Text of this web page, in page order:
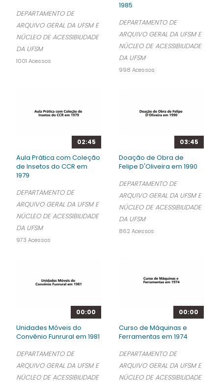
DEPARTAMENTO DE
ARQUIVO GERAL DA UFSM E
NÚCLEO DE ACESSIBILIDADE
DA UFSM
1001 Acessos
1985
DEPARTAMENTO DE
ARQUIVO GERAL DA UFSM E
NÚCLEO DE ACESSIBILIDADE
DA UFSM
998 Acessos
02:45
Aula Prática com Coleção
de Insetos do CCR em
1979
DEPARTAMENTO DE
ARQUIVO GERAL DA UFSM E
NÚCLEO DE ACESSIBILIDADE
DA UFSM
973 Acessos
03:45
Doação de Obra de
Felipe D'Oliveira em 1990
DEPARTAMENTO DE
ARQUIVO GERAL DA UFSM E
NÚCLEO DE ACESSIBILIDADE
DA UFSM
862 Acessos
00:00
Unidades Móveis do
Convênio Funrural em 1981
DEPARTAMENTO DE
ARQUIVO GERAL DA UFSM E
NÚCLEO DE ACESSIBILIDADE
00:00
Curso de Máquinas e
Ferramentas em 1974
DEPARTAMENTO DE
ARQUIVO GERAL DA UFSM E
NÚCLEO DE ACESSIBILIDADE